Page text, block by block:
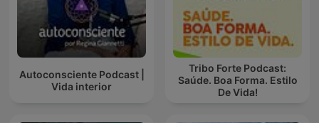
Autoconsciente Podcast |
Vida interior
Tribo Forte Podcast:
Saúde. Boa Forma. Estilo
De Vida!